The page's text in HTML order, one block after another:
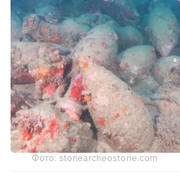
Фото: storiearcheostorie.com